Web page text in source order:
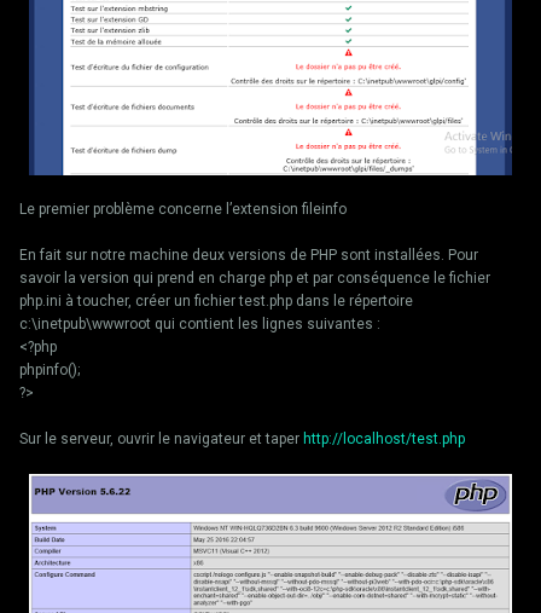
Le premier problème concerne l’extension fileinfo
En fait sur notre machine deux versions de PHP sont installées. Pour
savoir la version qui prend en charge php et par conséquence le fichier
php.ini à toucher, créer un fichier test.php dans le répertoire
c:\inetpub\wwwroot qui contient les lignes suivantes :
<?php
phpinfo();
?>
Sur le serveur, ouvrir le navigateur et taper http://localhost/test.php